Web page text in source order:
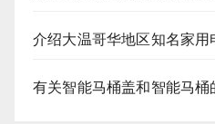
介绍大温哥华地区知名家用
有关智能马桶盖和智能马桶